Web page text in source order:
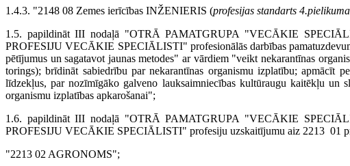
1.4.3. "2148 08 Zemes ierīcības INŽENIERIS (profesijas standarts
1.5. papildināt III nodaļā "OTRĀ PAMATGRUPA "VECĀKIE
PROFESIJU VECĀKIE SPECIĀLISTI" profesionālās darbības
pētījumus un sagatavot jaunas metodes" ar vārdiem "veikt nekarantīnas
torings); brīdināt sabiedrību par nekarantīnas organismu izplatību; apmācīt
līdzekļus, par nozīmīgāko galveno lauksaimniecības kultūraugu kaitēkļu un
organismu izplatības apkarošanai";
1.6. papildināt III nodaļā "OTRĀ PAMATGRUPA "VECĀKIE
PROFESIJU VECĀKIE SPECIĀLISTI" profesiju uzskaitījumu aiz 2213 01
"2213 02 AGRONOMS";